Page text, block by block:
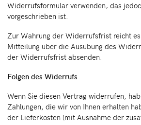
Widerrufsformular verwenden, das
vorgeschrieben ist.
Zur Wahrung der Widerrufsfrist reicht
Mitteilung über die Ausübung des
der Widerrufsfrist absenden.
Folgen des Widerrufs
Wenn Sie diesen Vertrag widerrufen,
Zahlungen, die wir von Ihnen erhalten
der Lieferkosten (mit Ausnahme der